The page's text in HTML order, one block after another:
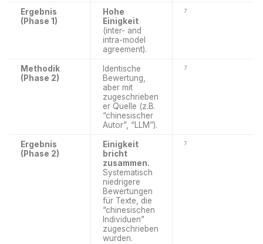
Ergebnis
(Phase 1)
Hohe
Einigkeit
(inter- and
intra-model
agreement).
7
Methodik
(Phase 2)
Identische
Bewertung,
aber mit
zugeschrieben
er Quelle (z.B.
“chinesischer
Autor”, “LLM”).
7
Ergebnis
(Phase 2)
Einigkeit
bricht
zusammen.
Systematisch
niedrigere
Bewertungen
für Texte, die
“chinesischen
Individuen”
zugeschrieben
wurden.
7